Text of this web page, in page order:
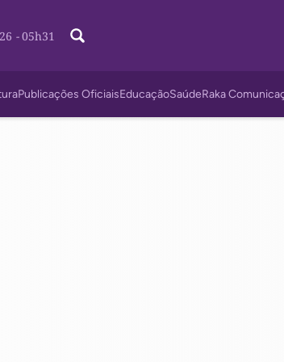
- 05h31
Publicações OficiaisEducaçãoSaúdeRaka